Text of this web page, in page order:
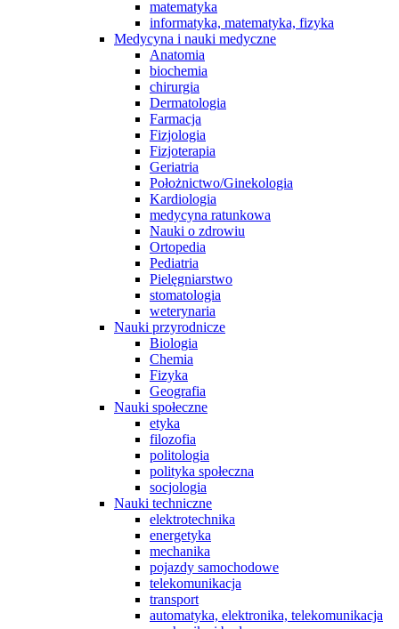
matematyka
informatyka, matematyka, fizyka
Medycyna i nauki medyczne
Anatomia
biochemia
chirurgia
Dermatologia
Farmacja
Fizjologia
Fizjoterapia
Geriatria
Położnictwo/Ginekologia
Kardiologia
medycyna ratunkowa
Nauki o zdrowiu
Ortopedia
Pediatria
Pielęgniarstwo
stomatologia
weterynaria
Nauki przyrodnicze
Biologia
Chemia
Fizyka
Geografia
Nauki społeczne
etyka
filozofia
politologia
polityka społeczna
socjologia
Nauki techniczne
elektrotechnika
energetyka
mechanika
pojazdy samochodowe
telekomunikacja
transport
automatyka, elektronika, telekomunikacja